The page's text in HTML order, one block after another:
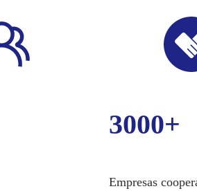
3000+
Empresas